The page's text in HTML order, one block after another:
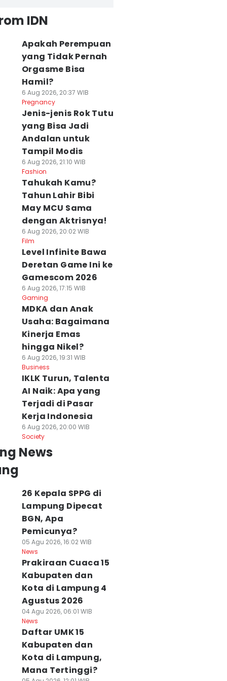
IDN
Apakah Perempuan
yang Tidak Pernah
Orgasme Bisa
Hamil?
6 Aug 2026, 20:37 WIB
Pregnancy
Jenis-jenis Rok Tutu
yang Bisa Jadi
Andalan untuk
Tampil Modis
6 Aug 2026, 21:10 WIB
Fashion
Tahukah Kamu?
Tahun Lahir Bibi
May MCU Sama
dengan Aktrisnya!
6 Aug 2026, 20:02 WIB
Film
Level Infinite Bawa
Deretan Game Ini ke
Gamescom 2026
6 Aug 2026, 17:15 WIB
Gaming
MDKA dan Anak
Usaha: Bagaimana
Kinerja Emas
hingga Nikel?
6 Aug 2026, 19:31 WIB
Business
IKLK Turun, Talenta
AI Naik: Apa yang
Terjadi di Pasar
Kerja Indonesia
6 Aug 2026, 20:00 WIB
Society
News
26 Kepala SPPG di
Lampung Dipecat
BGN, Apa
Pemicunya?
05 Agu 2026, 16:02 WIB
News
Prakiraan Cuaca 15
Kabupaten dan
Kota di Lampung 4
Agustus 2026
04 Agu 2026, 06:01 WIB
News
Daftar UMK 15
Kabupaten dan
Kota di Lampung,
Mana Tertinggi?